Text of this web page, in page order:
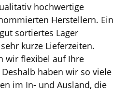
hochwertige
Herstellern. Ein
sortiertes Lager
kurze Lieferzeiten.
wir flexibel auf Ihre
haben wir so viele
im In- und Ausland, die